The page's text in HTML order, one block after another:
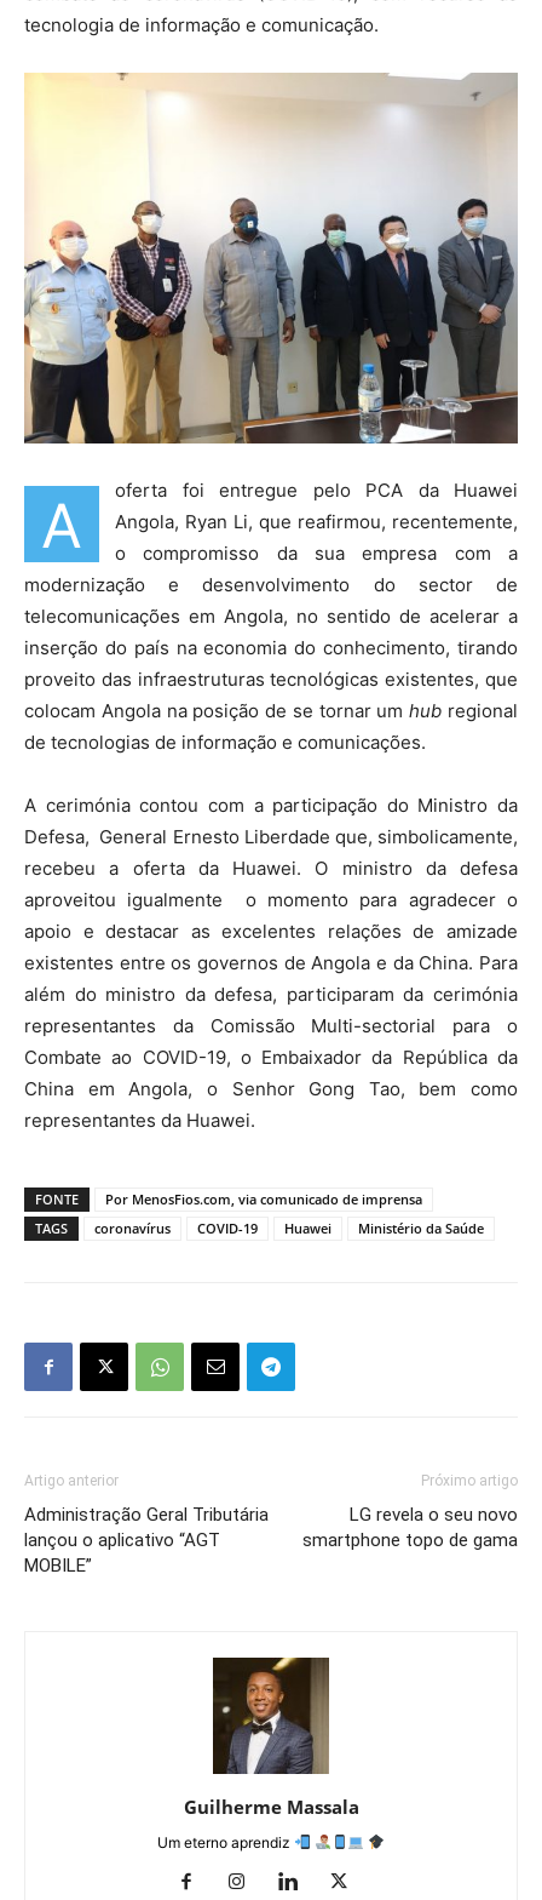
tecnologia de informação e comunicação.
A
oferta foi entregue pelo PCA da Huawei
Angola, Ryan Li, que reafirmou, recentemente,
o compromisso da sua empresa com a
modernização e desenvolvimento do sector de
telecomunicações em Angola, no sentido de acelerar a
inserção do país na economia do conhecimento, tirando
proveito das infraestruturas tecnológicas existentes, que
colocam Angola na posição de se tornar umhub regional
de tecnologias de informação e comunicações.
A cerimónia contou com a participação do Ministro da
Defesa, General Ernesto Liberdade que, simbolicamente,
recebeu a oferta da Huawei. O ministro da defesa
aproveitou igualmente o momento para agradecer o
apoio e destacar as excelentes relações de amizade
existentes entre os governos de Angola e da China. Para
além do ministro da defesa, participaram da cerimónia
representantes da Comissão Multi-sectorial para o
Combate ao COVID-19, o Embaixador da República da
China em Angola, o Senhor Gong Tao, bem como
representantes da Huawei.
FONTE
Por MenosFios.com, via comunicado de imprensa
TAGS
coronavírus COVID-19 Huawei Ministério da Saúde
Artigo anterior
Administração Geral Tributária
lançou o aplicativo “AGT
MOBILE”
Próximo artigo
LG revela o seu novo
smartphone topo de gama
Guilherme Massala
Um eterno aprendiz